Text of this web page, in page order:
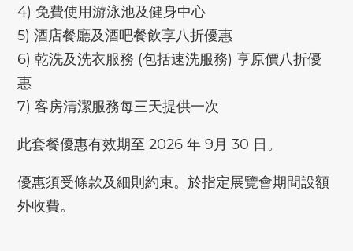
4) 免費使用游泳池及健身中心
5) 酒店餐廳及酒吧餐飲享八折優惠
6) 乾洗及洗衣服務 (包括速洗服務) 享原價八折優
惠
7) 客房清潔服務每三天提供一次
此套餐優惠有效期至 2026 年 9月 30 日。
優惠須受條款及細則約束。於指定展覽會期間設額
外收費。